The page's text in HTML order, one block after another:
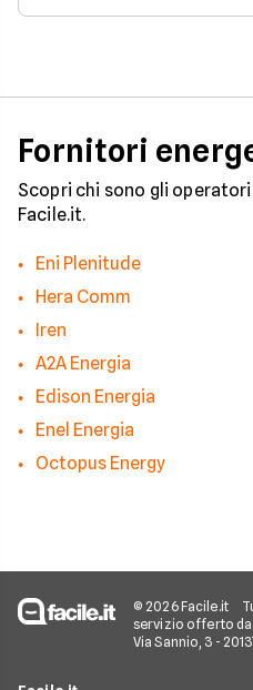
edilizia libera.
Fornitori
Scopri chi sono gli
Facile.it.
Eni Plenitude
Hera Comm
Iren
A2A Energia
Edison Energia
Enel Energia
Octopus Energy
© 2026 Facile.it
servizio offerto da
Via Sannio, 3 -